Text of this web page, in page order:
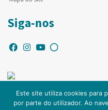
Siga-nos
Este site utiliza cookies para
por parte do utilizador. Ao